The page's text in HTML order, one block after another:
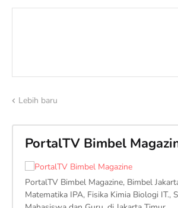
Lebih baru
PortalTV Bimbel
PortalTV Bimbel Magazine, Bimbel
Matematika IPA, Fisika Kimia Biologi IT.,